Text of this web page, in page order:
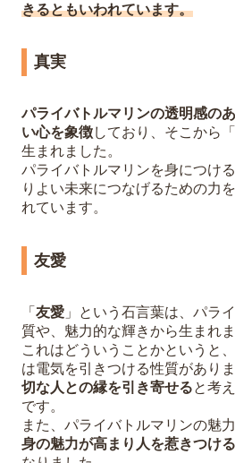
きるともいわれています。
真実
パライバトルマリンの透明感の
い心を象徴しており、そこから「
生まれました。
パライバトルマリンを身につけ
りよい未来につなげるための力
れています。
友愛
「 友愛 」という石言葉は、パラ
質や、魅力的な輝きから生まれま
これはどういうことかというと
は電気を引きつける性質があり
切な人との縁を引き寄せると考
です。
また、パライバトルマリンの魅
身の魅力が高まり人を惹きつける